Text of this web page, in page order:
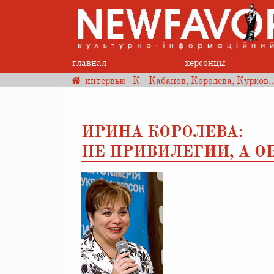
главная
херсонцы
интервью
К - Кабанов, Королева,
ИРИНА КОРОЛЕВА:
НЕ ПРИВИЛЕГИИ, А